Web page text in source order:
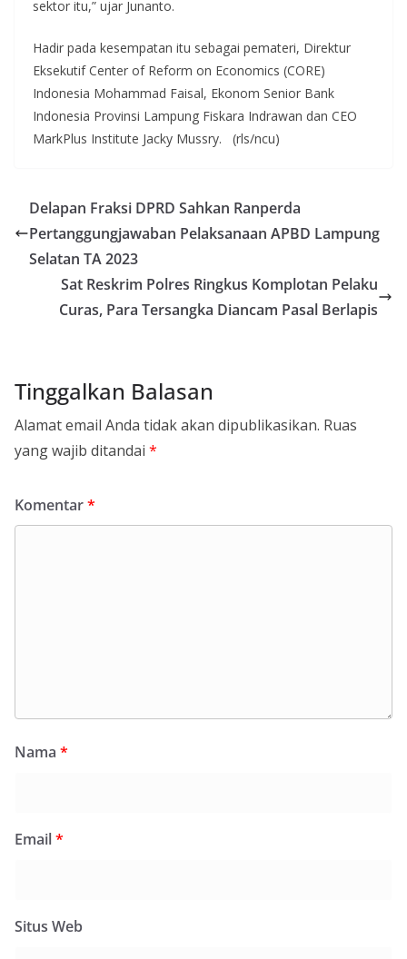
sektor itu,” ujar Junanto.
Hadir pada kesempatan itu sebagai pemateri, Direktur
Eksekutif Center of Reform on Economics (CORE)
Indonesia Mohammad Faisal, Ekonom Senior Bank
Indonesia Provinsi Lampung Fiskara Indrawan dan CEO
MarkPlus Institute Jacky Mussry. (rls/ncu)
Delapan Fraksi DPRD Sahkan Ranperda
Pertanggungjawaban Pelaksanaan APBD Lampung
Selatan TA 2023
Sat Reskrim Polres Ringkus Komplotan Pelaku
Curas, Para Tersangka Diancam Pasal Berlapis
Tinggalkan Balasan
Alamat email Anda tidak akan dipublikasikan. Ruas
yang wajib ditandai *
Komentar*
Nama *
Email*
Situs Web